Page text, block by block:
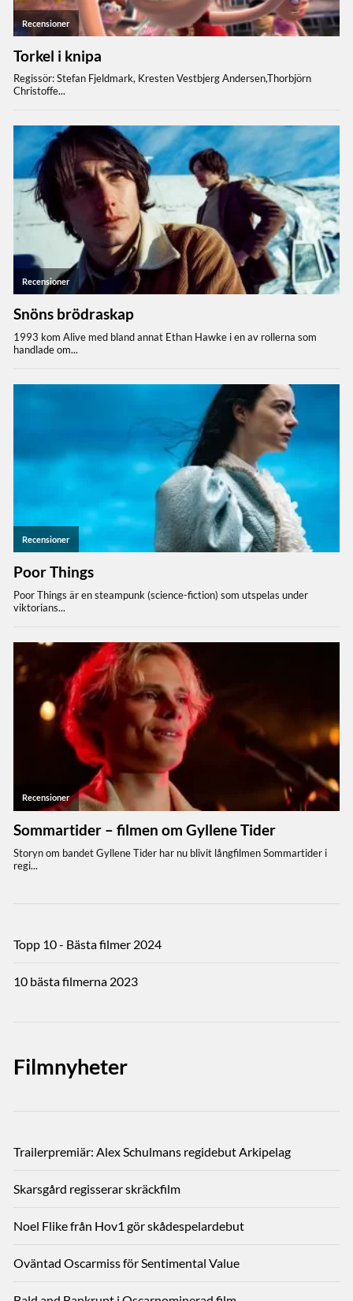
Topp 10 - Bästa filmer 2024
10 bästa filmerna 2023
Filmnyheter
Trailerpremiär: Alex Schulmans regidebut Arkipelag
Skarsgård regisserar skräckfilm
Noel Flike från Hov1 gör skådespelardebut
Oväntad Oscarmiss för Sentimental Value